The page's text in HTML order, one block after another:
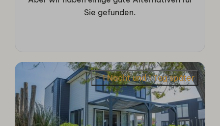
Sie gefunden.
- 1 Nacht und 1 Tag später